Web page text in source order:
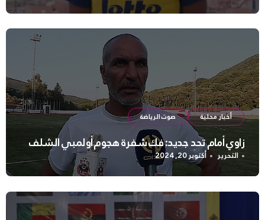
أخبار محلية صوت الرياضة
زاوي أمام تحدٍ جديد: فك شفرة هجوم أولمبي الشلف
التحرير أكتوبر 20, 2024